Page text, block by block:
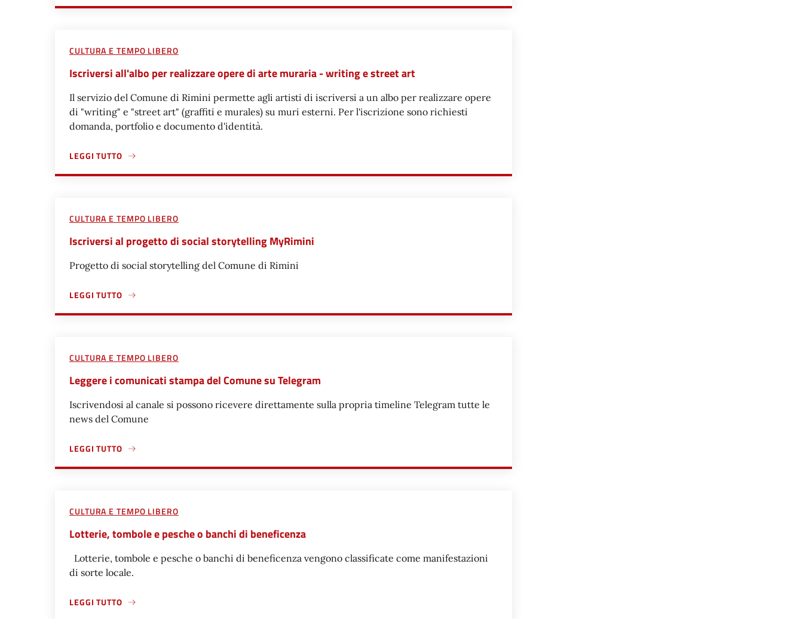
CULTURA E TEMPO LIBERO
Iscriversi all'albo per realizzare opere di arte muraria - writing e street art
Il servizio del Comune di Rimini permette agli artisti di iscriversi a un albo per realizzare opere
di "writing" e "street art" (graffiti e murales) su muri esterni. Per l'iscrizione sono richiesti
domanda, portfolio e documento d'identità.
LEGGI TUTTO
A PROPOSITO DI ISCRIVERSI ALL'ALBO PER REALIZZARE OPERE DI ARTE MURARIA - WRITING E STREET ART
CULTURA E TEMPO LIBERO
Iscriversi al progetto di social storytelling MyRimini
Progetto di social storytelling del Comune di Rimini
LEGGI TUTTO
A PROPOSITO DI ISCRIVERSI AL PROGETTO DI SOCIAL STORYTELLING MYRIMINI
CULTURA E TEMPO LIBERO
Leggere i comunicati stampa del Comune su Telegram
Iscrivendosi al canale si possono ricevere direttamente sulla propria timeline Telegram tutte le
news del Comune
LEGGI TUTTO
A PROPOSITO DI LEGGERE I COMUNICATI STAMPA DEL COMUNE SU TELEGRAM
CULTURA E TEMPO LIBERO
Lotterie, tombole e pesche o banchi di beneficenza
Lotterie, tombole e pesche o banchi di beneficenza vengono classificate come manifestazioni
di sorte locale.
LEGGI TUTTO
A PROPOSITO DI LOTTERIE, TOMBOLE E PESCHE O BANCHI DI BENEFICENZA